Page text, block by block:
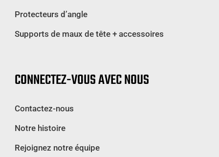
Protecteurs d’angle
Supports de maux de tête + accessoires
CONNECTEZ-VOUS AVEC NOUS
Contactez-nous
Notre histoire
Rejoignez notre équipe